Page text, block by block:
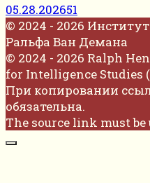
05.28.202651
© 2024 - 2026
Ральфа Ван Демана
© 2024 - 2026 Ralph
for Intelligence Studies
При копировании
обязательна.
The source link must